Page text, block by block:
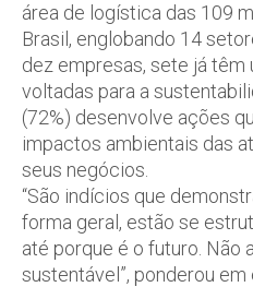
área de logística das 109
Brasil, englobando 14
dez empresas, sete já
voltadas para a
(72%) desenvolve ações
impactos ambientais das
seus negócios.
“São indícios que
forma geral, estão se
até porque é o futuro. Não
sustentável”, ponderou